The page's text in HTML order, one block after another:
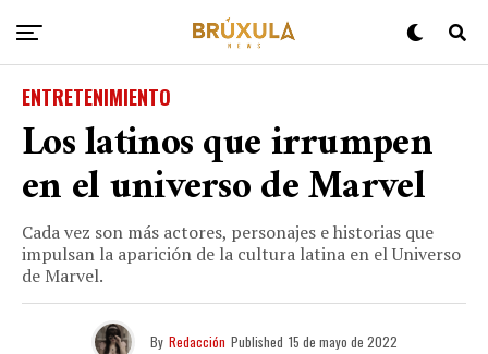
ENTRETENIMIENTO
Los latinos que irrumpen
en el universo de Marvel
Cada vez son más actores, personajes e historias que
impulsan la aparición de la cultura latina en el Universo
de Marvel.
By Redacción Published 15 de mayo de 2022